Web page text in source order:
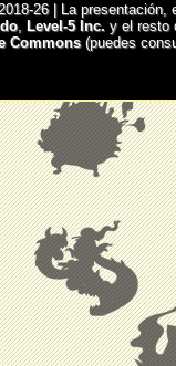
26 | La presentación,
, Level-5 Inc. y el resto
Commons(puedes